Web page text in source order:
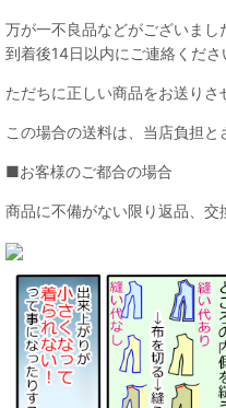
万が一不良品などがございま
到着後14日以内にご連絡くださ
ただちに正しい商品をお送りさ
この場合の送料は、当店負担と
■お客様のご都合の場合
商品に不備がない限り返品、交